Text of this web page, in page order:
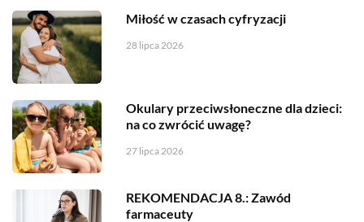
Miłość w czasach cyfryzacji
28 lipca 2026
Okulary przeciwsłoneczne dla dzieci:
na co zwrócić uwagę?
27 lipca 2026
REKOMENDACJA 8.: Zawód
farmaceuty